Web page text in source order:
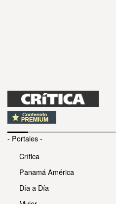
- Portales -
Crítica
Panamá América
Día a Día